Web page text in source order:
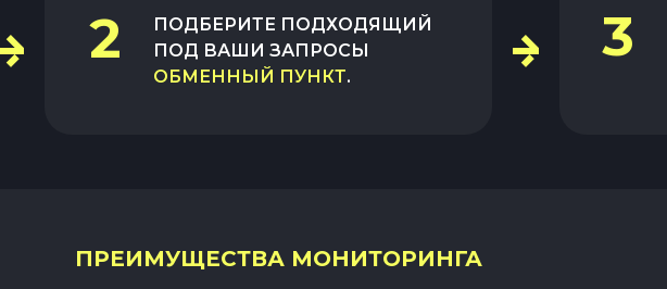
2
ПОДБЕРИТЕ ПОДХОДЯЩИЙ
ПОД ВАШИ ЗАПРОСЫ
ОБМЕННЫЙ ПУНКТ.
3
ПРЕИМУЩЕСТВА МОНИТОРИНГА